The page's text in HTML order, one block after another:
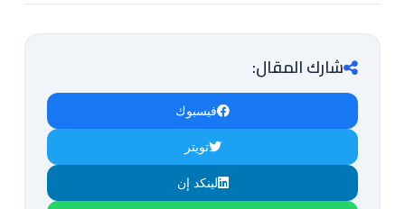
شارك المقال:
فيسبوك
تويتر
لينكد إن